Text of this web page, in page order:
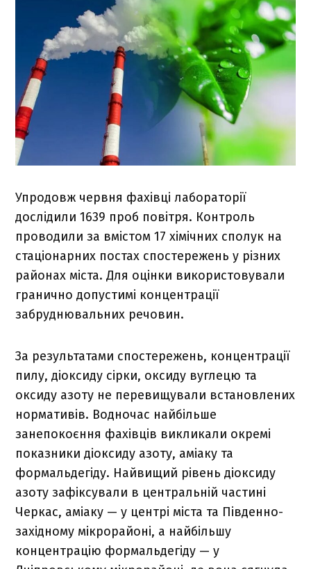
Упродовж червня фахівці лабораторії
дослідили 1639 проб повітря. Контроль
проводили за вмістом 17 хімічних сполук на
стаціонарних постах спостережень у різних
районах міста. Для оцінки використовували
гранично допустимі концентрації
забруднювальних речовин.
За результатами спостережень, концентрації
пилу, діоксиду сірки, оксиду вуглецю та
оксиду азоту не перевищували встановлених
нормативів. Водночас найбільше
занепокоєння фахівців викликали окремі
показники діоксиду азоту, аміаку та
формальдегіду. Найвищий рівень діоксиду
азоту зафіксували в центральній частині
Черкас, аміаку — у центрі міста та Південно-
західному мікрорайоні, а найбільшу
концентрацію формальдегіду — у